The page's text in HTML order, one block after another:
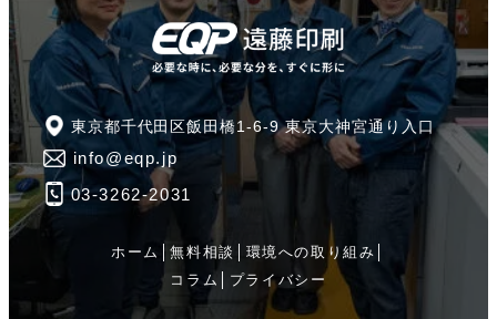
東京都千代田区飯田橋1-6-9 東京大神宮通り入口
info@eqp.jp
03-3262-2031
ホーム │無料相談 環境への取り組み
コラム
プライバシー